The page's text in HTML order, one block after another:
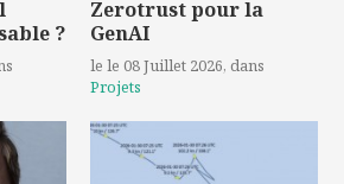
?
Zerotrust pour la
GenAI
le le 08 Juillet 2026, dans
Projets